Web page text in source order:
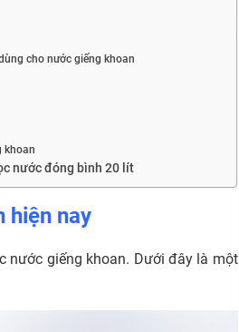
cho nước giếng khoan
khoan
nước đóng bình 20 lít
hiện nay
nước giếng khoan. Dưới đây là một